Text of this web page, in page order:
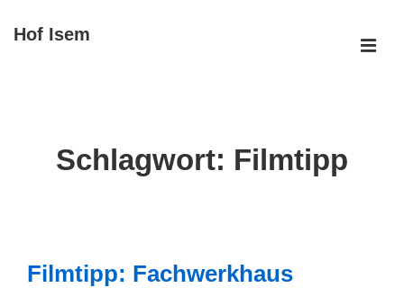
ZumHof Isem
Schlagwort: Filmtipp
Filmtipp: Fachwerkhaus